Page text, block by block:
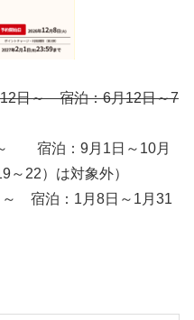
日～ 宿泊：6月12日～7
～ 宿泊：9月1日～10月
～22）は対象外）
～ 宿泊：1月8日～1月31